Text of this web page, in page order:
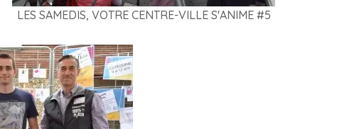
LES SAMEDIS, VOTRE CENTRE-VILLE S'ANIME #5